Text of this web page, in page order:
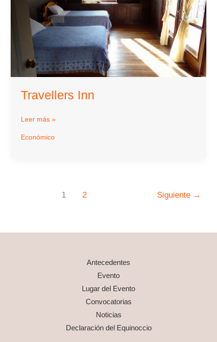
Travellers Inn
Travellers
Leer más »
Económico
1 2 Siguiente →
Antecedentes
Evento
Lugar del Evento
Convocatorias
Noticias
Declaración del Equinoccio